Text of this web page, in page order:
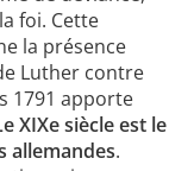
foi. Cette
la présence
Luther contre
1791 apporte
XIXe siècle est le
allemandes.